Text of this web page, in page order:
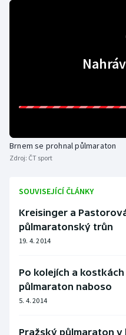
Lezení
Moderní pětiboj
Motorsport
Olympijské hry
Brnem se prohnal půlmaraton
Zdroj: ČT sport
SOUVISEJÍCÍ ČLÁNKY
Kreisinger a
půlmaratonský trůn
19. 4. 2014
Po kolejích a
půlmaraton naboso
5. 4. 2014
Pražský půlmaraton v